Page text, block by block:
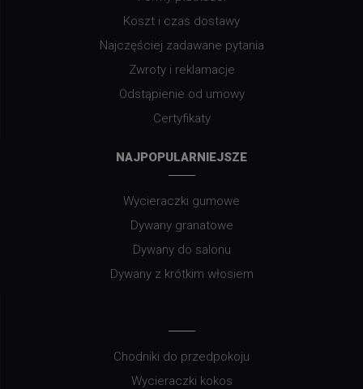
Koszt i czas dostawy
Najczęściej zadawane pytania
Zwroty i reklamacje
Odstąpienie od umowy
Certyfikaty
NAJPOPULARNIEJSZE
Wycieraczki gumowe
Dywany granatowe
Dywany do salonu
Dywany z krótkim włosiem
Chodniki do przedpokoju
Wycieraczki kokos